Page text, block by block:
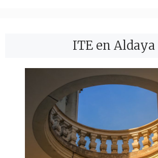
ITE en Aldaya